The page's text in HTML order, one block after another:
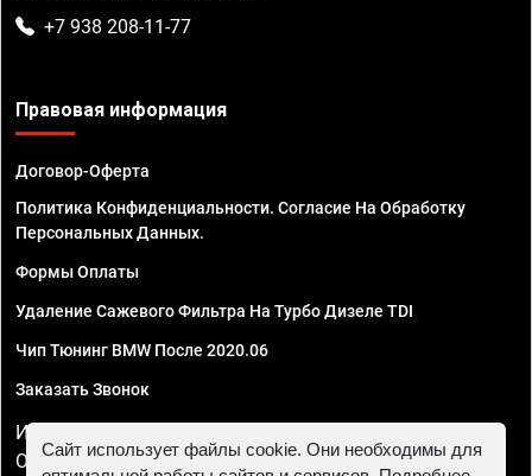
+7 938 208-11-77
Правовая информация
Договор-Оферта
Политика Конфиденциальности. Согласие На Обработку
Персональных Данных.
Формы Оплаты
Удаление Сажевого Фильтра На Турбо Дизеле TDI
Чип Тюнинг BMW После 2020.06
Заказать Звонок
ИП Смирнов Георгий Павлович. ИНН 781302555843,
ОГРНИП 324470400032610
Сайт использует файлы cookie. Они необходимы для